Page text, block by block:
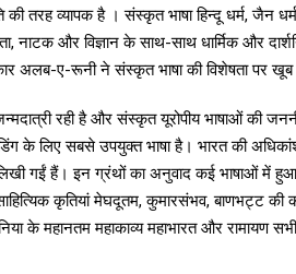
की तरह व्यापक है । संस्कृत भाषा हिन्दू धर्म, जैन
नाटक और विज्ञान के साथ-साथ धार्मिक और
अलब-ए-रूनी ने संस्कृत भाषा की विशेषता पर खूब
रही है और संस्कृत यूरोपीय भाषाओं की
के लिए सबसे उपयुक्त भाषा है। भारत की
गईं हैं। इन ग्रंथों का अनुवाद कई भाषाओं में
कृतियां मेघदूतम, कुमारसंभव, बाणभट्ट की
के महानतम महाकाव्य महाभारत और रामायण